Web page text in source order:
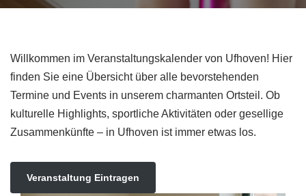
Willkommen im Veranstaltungskalender von Ufhoven! Hier
finden Sie eine Übersicht über alle bevorstehenden
Termine und Events in unserem charmanten Ortsteil. Ob
kulturelle Highlights, sportliche Aktivitäten oder gesellige
Zusammenkünfte – in Ufhoven ist immer etwas los.
Veranstaltung Eintragen